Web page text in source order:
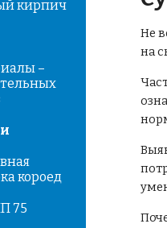
кирпич
–
короед
75
Не
на